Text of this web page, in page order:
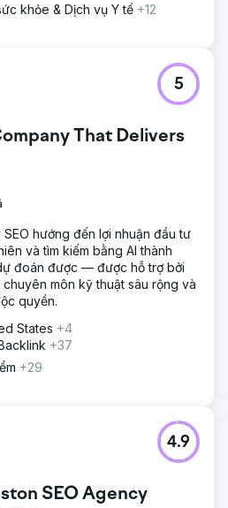
khỏe & Dịch vụ Y tế +12
That Delivers
5
hướng đến lợi nhuận đầu tư
và tìm kiếm bằng AI thành
đoán được — được hỗ trợ bởi
chuyên môn kỹ thuật sâu rộng và
quyền.
States +4
+37
+29
SEO Agency
4.9